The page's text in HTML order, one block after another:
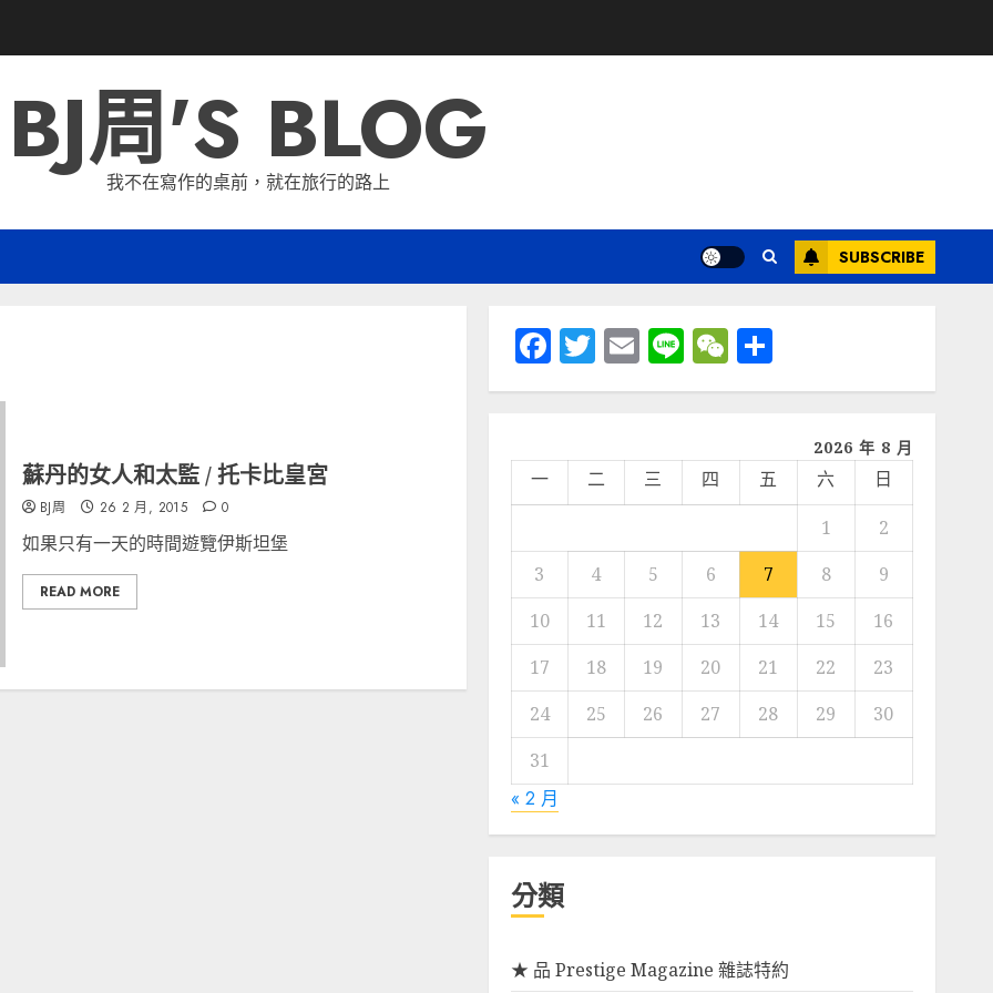
BJ周'S BLOG
我不在寫作的桌前，就在旅行的路上
SUBSCRIBE
蘇丹的女人和太監 / 托卡比皇宮
BJ周 26 2 月, 2015 0
如果只有一天的時間遊覽伊斯坦堡
READ MORE
Facebook
Twitter
Email
LineWeChat
分
享
2026 年 8 月
一 二 三 四 五 六
日
1
2
3
4 5 6 7 8
9
10
11 12 13 14 15
16
17
18 19 20 21 22
23
24
25 26 27 28 29
30
31
« 2 月
分類
★ 品 Prestige Magazine 雜誌特約